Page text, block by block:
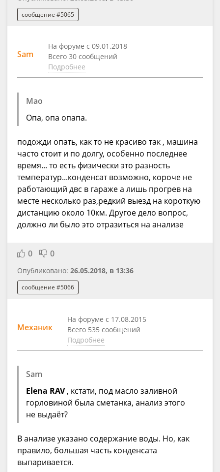
сообщение #5065
Sam
На форуме с 09.01.2018
Всего 30 сообщений
Подробнее
Mao
Опа, опа опапа.
подожди опать, как то не красиво так , машина
часто стоит и по долгу, особенно последнее
время... то есть физически это разность
температур...конденсат возможно, короче не
работающий двс в гараже а лишь прогрев на
месте несколько раз,редкий выезд на короткую
дистанцию около 10км. Другое дело вопрос,
должно ли было это отразиться на анализе
0 0
Опубликовано: 26.05.2018, в 13:36
сообщение #5066
Механик
На форуме с 17.08.2015
Всего 535 сообщений
Подробнее
Sam
Elena RAV, кстати, под масло заливной
горловиной была сметанка, анализ этого
не выдаёт?
В анализе указано содержание воды. Но, как
правило, большая часть конденсата
выпаривается.